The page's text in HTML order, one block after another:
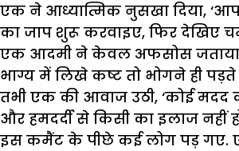
एक ने आध्यात्मिक नुसखा दिया, ‘
का जाप शुरू करवाइए, फिर देखिए
एक आदमी ने केवल अफसोस जताया
भाग्य में लिखे कष्ट तो भोगने ही पड़ते
तभी एक की आवाज उठी, ‘कोई मदद
और हमदर्दी से किसी का इलाज नहीं
इस कमैंट के पीछे कई लोग पड़ गए.